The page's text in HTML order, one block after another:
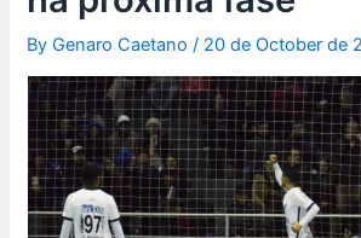
ByGenaro Caetano/ 20 de October de